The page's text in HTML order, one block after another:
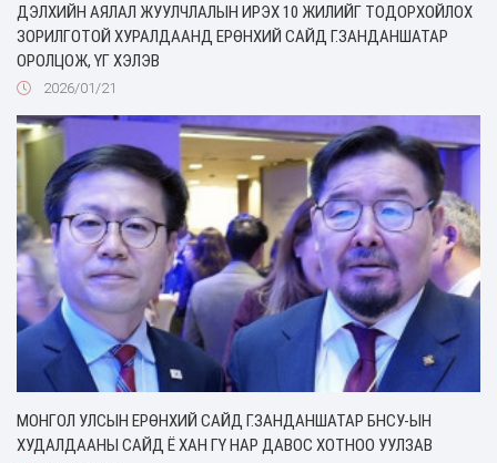
ДЭЛХИЙН АЯЛАЛ ЖУУЛЧЛАЛЫН ИРЭХ 10 ЖИЛИЙГ ТОДОРХОЙЛОХ
ЗОРИЛГОТОЙ ХУРАЛДААНД ЕРӨНХИЙ САЙД Г.ЗАНДАНШАТАР
ОРОЛЦОЖ, ҮГ ХЭЛЭВ
2026/01/21
МОНГОЛ УЛСЫН ЕРӨНХИЙ САЙД Г.ЗАНДАНШАТАР БНСУ-ЫН
ХУДАЛДААНЫ САЙД Ё ХАН ГҮ НАР ДАВОС ХОТНОО УУЛЗАВ